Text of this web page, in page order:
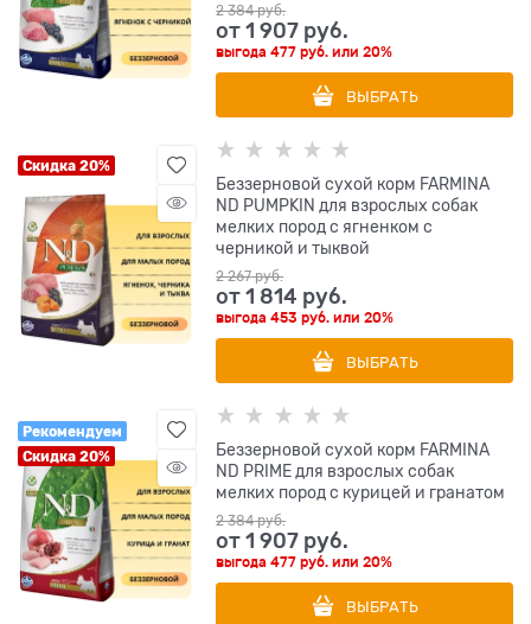
2 384 руб.
от1 907 руб.
выгода477 руб. или20%
ВЫБРАТЬ
Скидка 20%
Беззерновой cухой корм FARMINA
ND PUMPKIN для взрослых собак
мелких пород с ягненком с
черникой и тыквой
2 267 руб.
от1 814 руб.
выгода453 руб. или20%
ВЫБРАТЬ
Рекомендуем
Скидка 20%
Беззерновой cухой корм FARMINA
ND PRIME для взрослых собак
мелких пород с курицей и гранатом
2 384 руб.
от1 907 руб.
выгода477 руб. или20%
ВЫБРАТЬ